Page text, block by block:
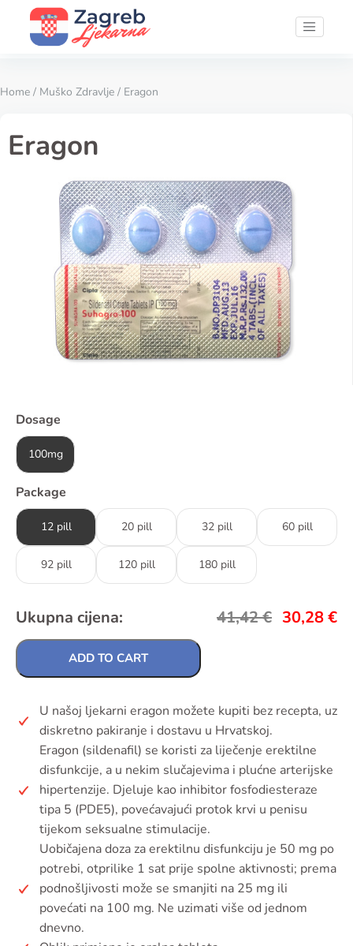
Home / Muško Zdravlje / Eragon
Eragon
Dosage
100mg
Package
12 pill 20 pill 32 pill 60 pill
92 pill 120 pill 180 pill
Ukupna cijena: 41,42€ 30,28€
ADD TO CART
U našoj ljekarni eragon možete kupiti bez recepta, uz
diskretno pakiranje i dostavu u Hrvatskoj.
Eragon (sildenafil) se koristi za liječenje erektilne
disfunkcije, a u nekim slučajevima i plućne arterijske
hipertenzije. Djeluje kao inhibitor fosfodiesteraze
tipa 5 (PDE5), povećavajući protok krvi u penisu
tijekom seksualne stimulacije.
Uobičajena doza za erektilnu disfunkciju je 50 mg po
potrebi, otprilike 1 sat prije spolne aktivnosti; prema
podnošljivosti može se smanjiti na 25 mg ili
povećati na 100 mg. Ne uzimati više od jednom
dnevno.